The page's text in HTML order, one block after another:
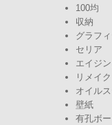
100均
収納
グラフ
セリア
エイジ
リメイク
オイル
壁紙
有孔ボー